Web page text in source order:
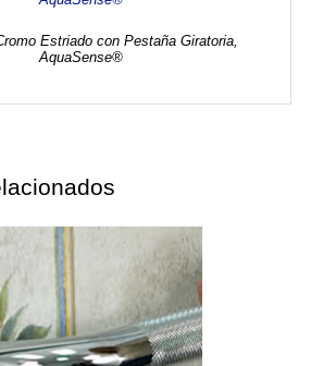
Estriado con Pestaña Giratoria,
AquaSense®